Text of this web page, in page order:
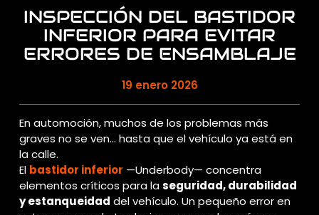
INSPECCIÓN DEL BASTIDOR
INFERIOR PARA EVITAR
ERRORES DE ENSAMBLAJE
19 enero 2026
En automoción, muchos de los problemas más
graves no se ven… hasta que el vehículo ya está en
la calle.
El bastidor inferior —Underbody— concentra
elementos críticos para laseguridad, durabilidad
y estanqueidad del vehículo. Un pequeño error en